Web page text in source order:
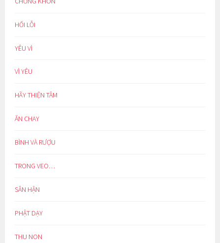
HỐI LỖI
YÊU VÌ
VÌ YÊU
HÃY THIỆN TÂM
ĂN CHAY
BÌNH VÀ RƯỢU
TRONG VEO…
SÂN HẬN
PHẬT DẠY
THU NON